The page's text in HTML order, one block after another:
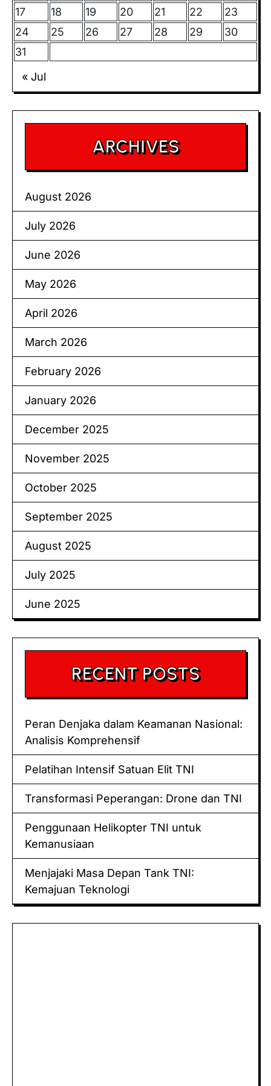
17 18 19 20 21 22
23
24
25 26 27 28 29
30
31
« Jul
ARCHIVES
August 2026
July 2026
June 2026
May 2026
April 2026
March 2026
February 2026
January 2026
December 2025
November 2025
October 2025
September 2025
August 2025
July 2025
June 2025
RECENT POSTS
Peran Denjaka dalam Keamanan Nasional:
Analisis Komprehensif
Pelatihan Intensif Satuan Elit TNI
Transformasi Peperangan: Drone dan TNI
Penggunaan Helikopter TNI untuk
Kemanusiaan
Menjajaki Masa Depan Tank TNI:
Kemajuan Teknologi